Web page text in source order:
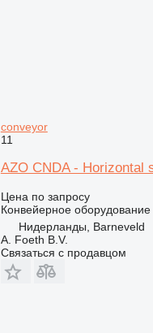
conveyor
11
AZO CNDA - Horizontal
Цена по запросу
Конвейерное
Нидерланды, Barneveld
A. Foeth B.V.
Связаться с продавцом